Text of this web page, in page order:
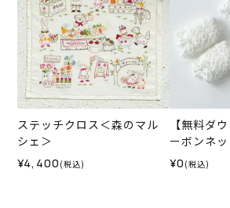
ステッチクロス＜森のマル
シェ＞
¥4,400 (税込)
【無料ダ
ーボンネ
シピ）
¥0 (税込)